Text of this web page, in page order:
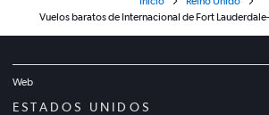
Vuelos baratos de Internacional de Fort
Web
ESTADOS UNIDOS